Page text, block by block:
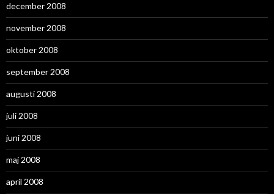
december 2008
november 2008
oktober 2008
september 2008
augusti 2008
juli 2008
juni 2008
maj 2008
april 2008